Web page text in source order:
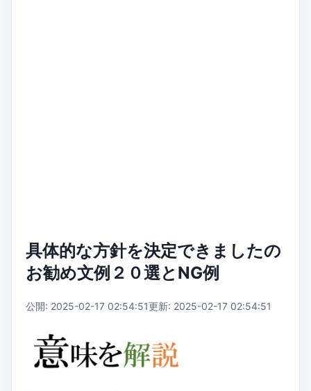
具体的な方針を決定できましたの
お勧め文例２０選とNG例
公開: 2025-02-17 02:54:51更新: 2025-02-17 02:54:51